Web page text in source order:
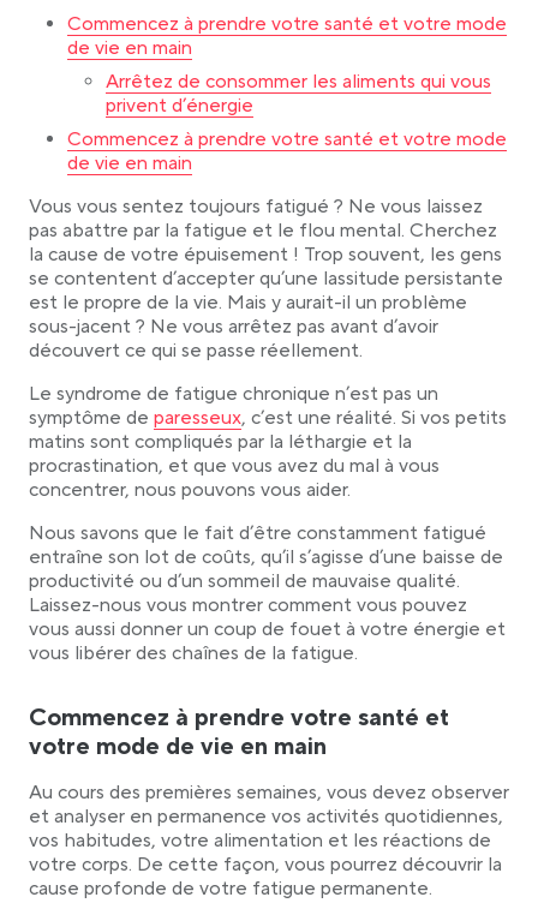
Cessez de consommer du blé en abondance,
mais limitez-en la consommation
Commencez à porter des lunettes
Arrêtez de boire du café/thé après 13 heures
Commencez à faire de l’exercice 3 fois par
semaine
Réduisez la quantité de nourriture que vous
consommez
Soyez à l’écoute de vos selles
Prenez (des multivitamines), (de la vitamine D)
et (une combinaison de calcium, de magnésium
et de zinc)
Réduisez votre consommation de viande
Pratiquez des exercices de respiration en vous
allongeant sur votre lit avant de vous endormir
Fixer l’heure du coucher
Réduisez le temps consacré aux médias
Déstressez en notant toutes vos tâches en
cours (liste des choses à faire) dans un carnet
Moins vous parlez, plus vous avez d’énergie
Surveillez votre esprit pour ne pas vous sentir
fatigué en permanence
Commencez à prendre votre santé et votre mode
de vie en main
Arrêtez de consommer les aliments qui vous
privent d’énergie
Cessez de consommer du blé en abondance,
mais limitez-en la consommation
Commencez à porter des lunettes
Arrêtez de boire du café/thé après 13 heures
Commencez à prendre votre santé et votre mode
de vie en main
Arrêtez de consommer les aliments qui vous
privent d’énergie
Commencez à prendre votre santé et votre mode
de vie en main
Vous vous sentez toujours fatigué ? Ne vous laissez
pas abattre par la fatigue et le flou mental. Cherchez
la cause de votre épuisement ! Trop souvent, les gens
se contentent d’accepter qu’une lassitude persistante
est le propre de la vie. Mais y aurait-il un problème
sous-jacent ? Ne vous arrêtez pas avant d’avoir
découvert ce qui se passe réellement.
Le syndrome de fatigue chronique n’est pas un
symptôme de Link opens in a new tab
paresseux, c’est une réalité. Si vos petits
matins sont compliqués par la léthargie et la
procrastination, et que vous avez du mal à vous
concentrer, nous pouvons vous aider.
Nous savons que le fait d’être constamment fatigué
entraîne son lot de coûts, qu’il s’agisse d’une baisse de
productivité ou d’un sommeil de mauvaise qualité.
Laissez-nous vous montrer comment vous pouvez
vous aussi donner un coup de fouet à votre énergie et
vous libérer des chaînes de la fatigue.
Commencez à prendre votre santé et
votre mode de vie en main
Au cours des premières semaines, vous devez observer
et analyser en permanence vos activités quotidiennes,
vos habitudes, votre alimentation et les réactions de
votre corps. De cette façon, vous pourrez découvrir la
cause profonde de votre fatigue permanente.